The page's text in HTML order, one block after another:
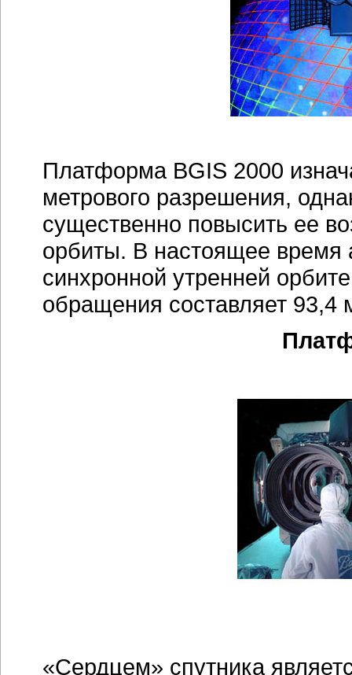
Платформа BGIS 2000
метрового разрешения,
существенно повысить ее
орбиты. В настоящее время
синхронной утренней
обращения составляет 93,4
«Сердцем» спутника